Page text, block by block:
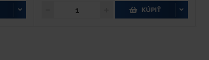
KÚPIŤ